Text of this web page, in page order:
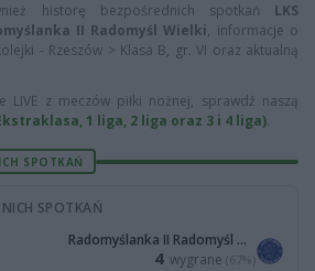
historę bezpośrednich spotkań LKS
II Radomyśl Wielki, informacje o
- Rzeszów > Klasa B, gr. VI oraz aktualną
LIVE z meczów piłki nożnej, sprawdź naszą
1 liga, 2 liga oraz 3 i 4 liga).
SPOTKAŃ
SPOTKAŃ
Radomyślanka II Radomyśl Wielki
4 wygrane (67%)